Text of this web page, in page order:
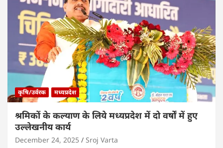
कृषि/उर्वरक मध्यप्रदेश
श्रमिकों के कल्याण के लिये मध्यप्रदेश में दो वर्षों में हुए
उल्लेखनीय कार्य
December 24, 2025 Sroj Varta